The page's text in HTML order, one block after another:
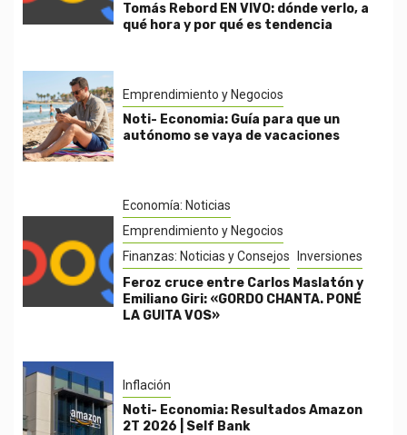
Tomás Rebord EN VIVO: dónde verlo, a
qué hora y por qué es tendencia
Emprendimiento y Negocios
Noti- Economia: Guía para que un
autónomo se vaya de vacaciones
Economía: Noticias
Emprendimiento y Negocios
Finanzas: Noticias y Consejos
Inversiones
Feroz cruce entre Carlos Maslatón y
Emiliano Giri: «GORDO CHANTA. PONÉ
LA GUITA VOS»
Inflación
Noti- Economia: Resultados Amazon
2T 2026 | Self Bank